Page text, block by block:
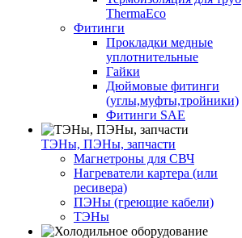
ThermaEco
Фитинги
Прокладки медные
уплотнительные
Гайки
Дюймовые фитинги
(углы,муфты,тройники)
Фитинги SAE
ТЭНы, ПЭНы, запчасти
Магнетроны для СВЧ
Нагреватели картера (или
ресивера)
ПЭНы (греющие кабели)
ТЭНы